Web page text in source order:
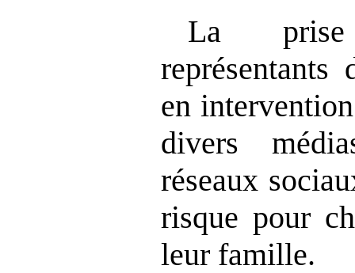
La
représentants
en
divers
réseaux
risque pour
leur famille.